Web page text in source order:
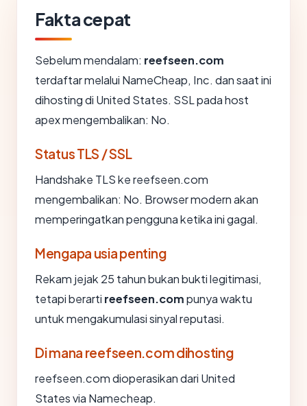
Fakta cepat
Sebelum mendalam: reefseen.com
terdaftar melalui NameCheap, Inc. dan saat ini
dihosting di United States. SSL pada host
apex mengembalikan: No.
Status TLS / SSL
Handshake TLS ke reefseen.com
mengembalikan: No. Browser modern akan
memperingatkan pengguna ketika ini gagal.
Mengapa usia penting
Rekam jejak 25 tahun bukan bukti legitimasi,
tetapi berarti reefseen.compunya waktu
untuk mengakumulasi sinyal reputasi.
Di mana reefseen.com dihosting
reefseen.com dioperasikan dari United
States via Namecheap.